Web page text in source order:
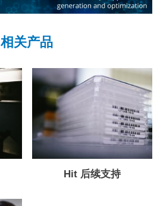
相关产品
Hit 后续支持